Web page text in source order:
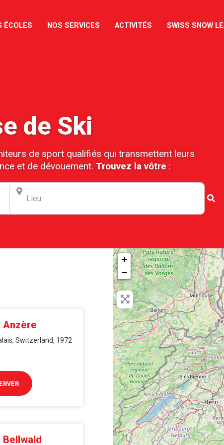
ÉCOLES NOS SERVICES ACTIVITÉS SWISS SNOW
de Ski
de sport qualifiés qui transmettent leurs
et de dévouement. Trouvez la vôtre:
Lieu
Anzère
Switzerland, 1972
Bellwald
+
−